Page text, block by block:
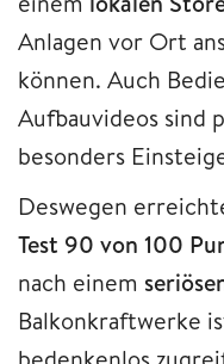
Anlagen vor Ort
können. Auch
Aufbauvideos sind
besonders
Deswegen
Test 90 von 100
nach einem
Balkonkraftwerke